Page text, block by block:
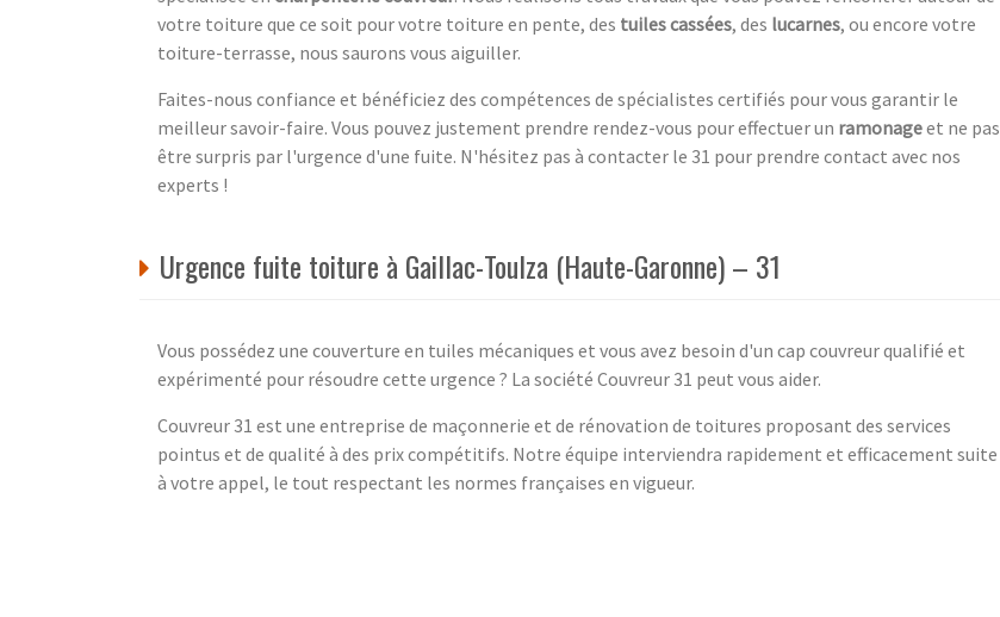
votre toiture que ce soit pour votre toiture en pente, des tuiles cassées, des lucarnes, ou encore votre
toiture-terrasse, nous saurons vous aiguiller.
Faites-nous confiance et bénéficiez des compétences de spécialistes certifiés pour vous garantir le
meilleur savoir-faire. Vous pouvez justement prendre rendez-vous pour effectuer un ramonageet ne pas
être surpris par l'urgence d'une fuite. N'hésitez pas à contacter le 31 pour prendre contact avec nos
experts !
Urgence fuite toiture à Gaillac-Toulza (Haute-Garonne) – 31
Vous possédez une couverture en tuiles mécaniques et vous avez besoin d'un cap couvreur qualifié et
expérimenté pour résoudre cette urgence ? La société Couvreur 31 peut vous aider.
Couvreur 31 est une entreprise de maçonnerie et de rénovation de toitures proposant des services
pointus et de qualité à des prix compétitifs. Notre équipe interviendra rapidement et efficacement suite
à votre appel, le tout respectant les normes françaises en vigueur.